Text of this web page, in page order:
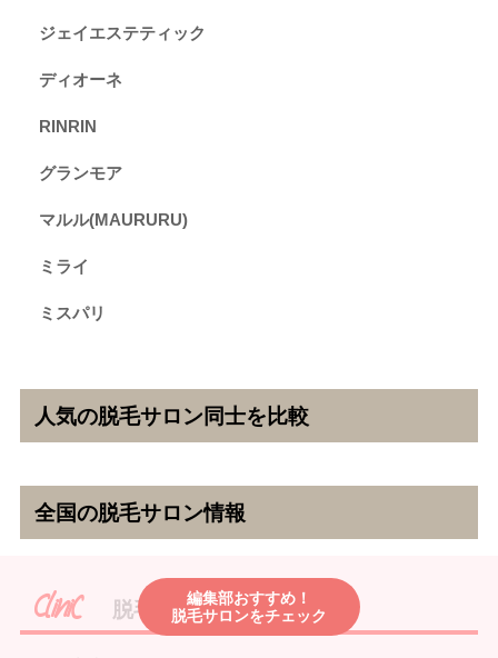
ジェイエステティック
ディオーネ
RINRIN
グランモア
マルル(MAURURU)
ミライ
ミスパリ
人気の脱毛サロン同士を比較
全国の脱毛サロン情報
脱毛クリニック
編集部おすすめ！
脱毛サロンをチェック